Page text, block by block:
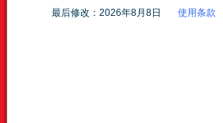
最后修改：2026年8月8日 使用条款